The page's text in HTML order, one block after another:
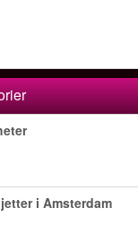
i Amsterdam